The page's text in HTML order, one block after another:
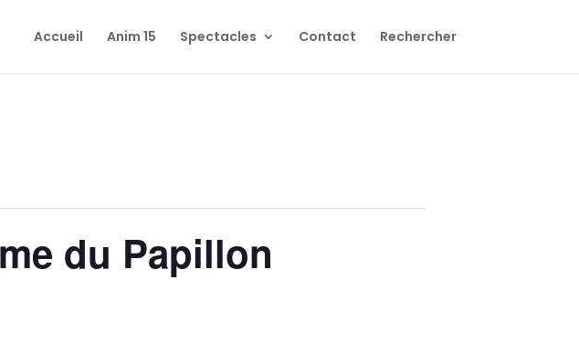
Accueil Anim 15 Spectacles Contact Rechercher
du Papillon